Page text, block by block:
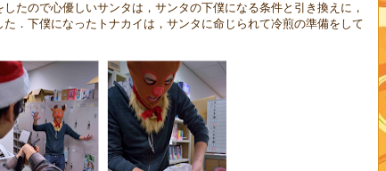
たので心優しいサンタは，サンタの下僕になる条件と引き換えに，
た．下僕になったトナカイは，サンタに命じられて冷煎の準備をして